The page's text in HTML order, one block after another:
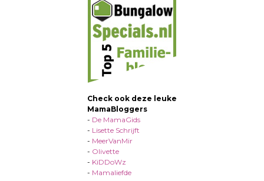
Check ook deze leuke
MamaBloggers
- De MamaGids
- Lisette Schrijft
- MeerVanMir
- Olivette
- KiDDoWz
- Mamaliefde